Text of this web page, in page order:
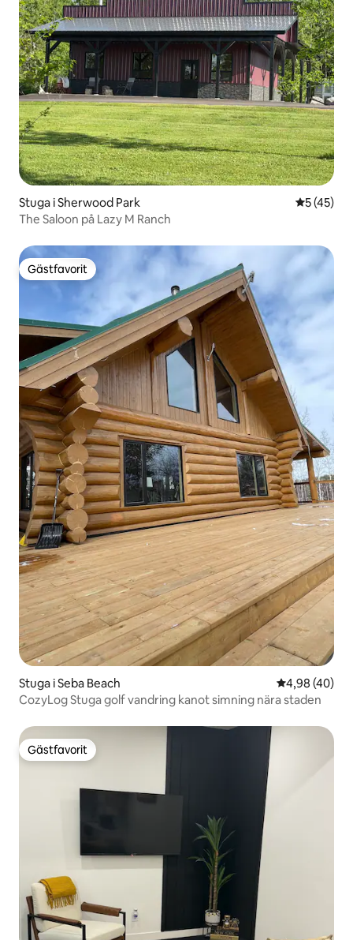
Stuga i Sherwood Park 5 av 5 i
5 (45)
The Saloon på Lazy M Ranch
Gästfavorit
Gästfavorit
Stuga i Seba Beach 4,98 av 5 i
4,98 (40)
CozyLog Stuga golf vandring kanot simning nära staden
Gästfavorit
Gästfavorit